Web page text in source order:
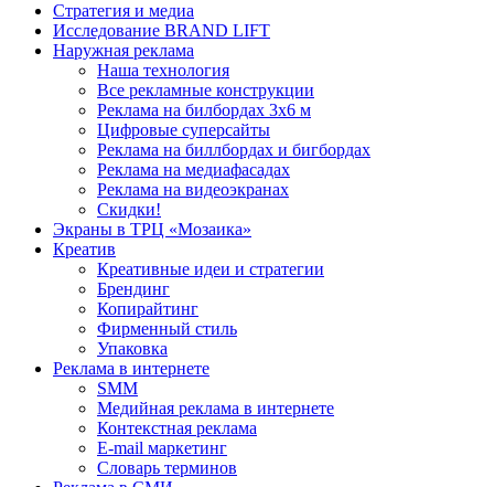
Стратегия и медиа
Исследование BRAND LIFT
Наружная реклама
Наша технология
Все рекламные конструкции
Реклама на билбордах 3х6 м
Цифровые суперсайты
Реклама на биллбордах и бигбордах
Реклама на медиафасадах
Реклама на видеоэкранах
Скидки!
Экраны в ТРЦ «Мозаика»
Креатив
Креативные идеи и стратегии
Брендинг
Копирайтинг
Фирменный стиль
Упаковка
Реклама в интернете
SMM
Медийная реклама в интернете
Контекстная реклама
E-mail маркетинг
Словарь терминов